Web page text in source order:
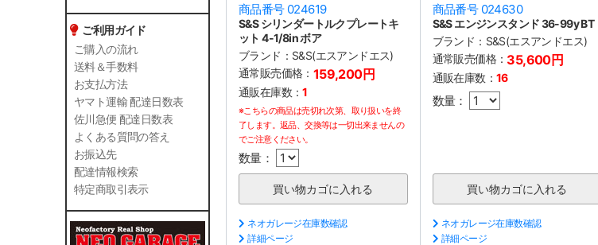
ご利用ガイド
ご購入の流れ
送料＆手数料
お支払方法
ヤマト運輸 配達日数表
佐川急便 配達日数表
よくある質問の答え
お振込先
配達情報検索
特定商取引表示
商品番号 024619
S&S シリンダートルクプレートキ
ット 4-1/8in ボア
ブランド： S&S(エスアンドエス)
通常販売価格： 159,200円
通販在庫数：1
※こちらの商品は売切れ次第、取り扱いを終
了します。返品、交換等は一切出来ませんの
でご注意ください。
数量：
ネオガレージ在庫数確認
詳細ページ
商品番号 024630
S&S エンジンスタンド 36-99y BT
ブランド： S&S(エスアンドエス)
通常販売価格： 35,600円
通販在庫数： 16
数量：
ネオガレージ在庫数確認
詳細ページ